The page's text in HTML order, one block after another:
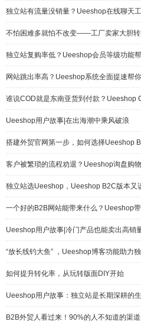
独立站有流量没销量？Ueeshop在线聊天
率
不怕困难多就怕不改变——工厂卖家大胆
独立站复购率低？Ueeshop会员等级功能
度
网站跳出率高？Ueeshop系统全面提速帮
验
谁说COD就是东南亚货到付款？Ueeshop
你提高欧美社媒转化率
Ueeshop用户故事|在出海潮中乘风破浪
搭建外贸官网第一步，如何选择Ueeshop
客户被繁琐的流程劝退？Ueeshop询盘购
独立站选Ueeshop，Ueeshop B2C版本又
一个好的B2B网站能带来什么？Ueeshop
Ueeshop用户故事|冷门产品也能卖出高销
的进阶之路
“放长线钓大鱼” ，Ueeshop博客功能助力
如何提升转化率，从玩转版面DIY开始
Ueeshop用户故事：独立站是长期深耕的
B2B外贸人看过来！90%的人不知道的渠